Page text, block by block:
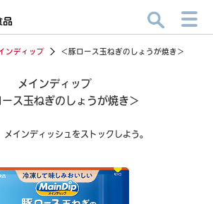
ンディップ ＜豚ロース玉ねぎのしょうが焼き＞
メインディップ
ス玉ねぎのしょうが焼き＞
メインディッシュをストックしよう。